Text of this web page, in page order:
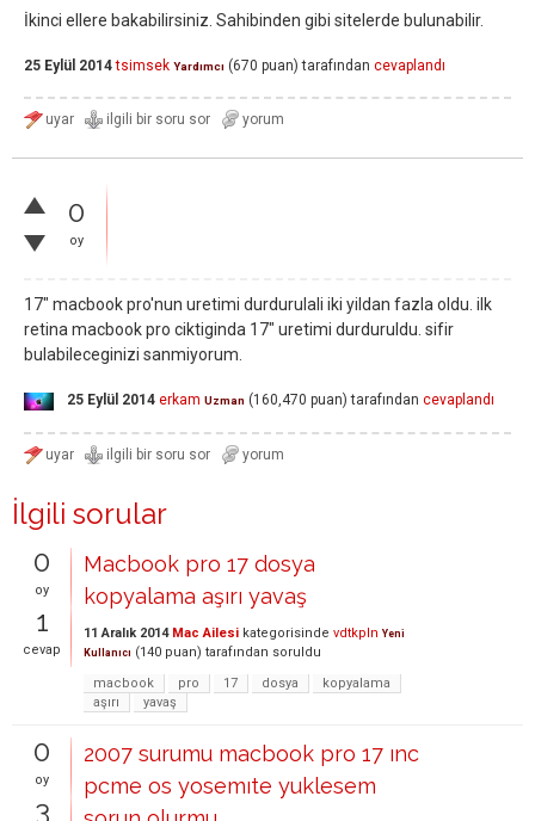
İkinci ellere bakabilirsiniz. Sahibinden gibi sitelerde bulunabilir.
25 Eylül 2014 tsimsek Yardımcı (670 puan) tarafından cevaplandı
0
oy
17" macbook pro'nun uretimi durdurulali iki yildan fazla oldu. ilk
retina macbook pro ciktiginda 17" uretimi durduruldu. sifir
bulabileceginizi sanmiyorum.
25 Eylül 2014 erkam Uzman (160,470 puan) tarafından cevaplandı
İlgili sorular
0
oy
1
cevap
Macbook pro 17 dosya
kopyalama aşırı yavaş
11 Aralık 2014 Mac Ailesi kategorisinde vdtkpln Yeni
Kullanıcı (140 puan) tarafından soruldu
macbook
pro 17 dosya
kopyalama
aşırı
yavaş
0
oy
3
2007 surumu macbook pro 17 ınc
pcme os yosemıte yuklesem